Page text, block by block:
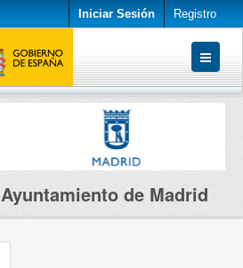
Iniciar Sesión Registro
Ayuntamiento de Madrid